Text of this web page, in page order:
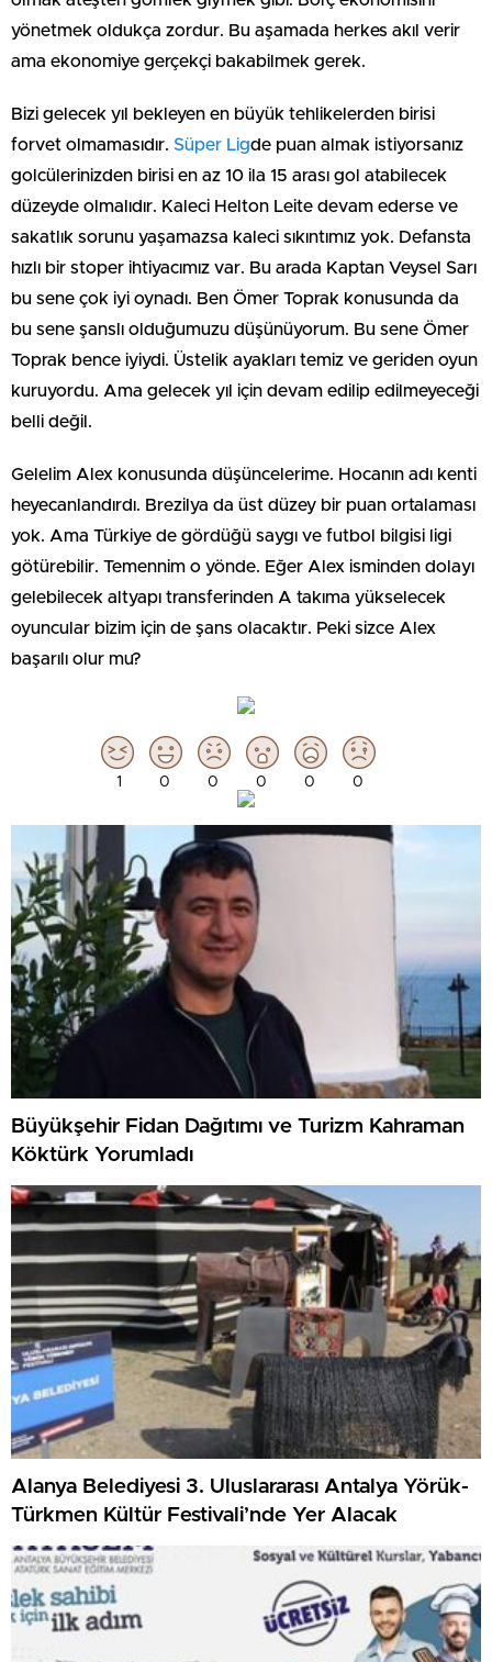
yönetmek oldukça zordur. Bu aşamada herkes akıl verir
ama ekonomiye gerçekçi bakabilmek gerek.
Bizi gelecek yıl bekleyen en büyük tehlikelerden birisi
forvet olmamasıdır. Süper Ligde puan almak istiyorsanız
golcülerinizden birisi en az 10 ila 15 arası gol atabilecek
düzeyde olmalıdır. Kaleci Helton Leite devam ederse ve
sakatlık sorunu yaşamazsa kaleci sıkıntımız yok. Defansta
hızlı bir stoper ihtiyacımız var. Bu arada Kaptan Veysel Sarı
bu sene çok iyi oynadı. Ben Ömer Toprak konusunda da
bu sene şanslı olduğumuzu düşünüyorum. Bu sene Ömer
Toprak bence iyiydi. Üstelik ayakları temiz ve geriden oyun
kuruyordu. Ama gelecek yıl için devam edilip edilmeyeceği
belli değil.
Gelelim Alex konusunda düşüncelerime. Hocanın adı kenti
heyecanlandırdı. Brezilya da üst düzey bir puan ortalaması
yok. Ama Türkiye de gördüğü saygı ve futbol bilgisi ligi
götürebilir. Temennim o yönde. Eğer Alex isminden dolayı
gelebilecek altyapı transferinden A takıma yükselecek
oyuncular bizim için de şans olacaktır. Peki sizce Alex
başarılı olur mu?
1 0 0 0 0 0
Büyükşehir Fidan Dağıtımı ve Turizm Kahraman
Köktürk Yorumladı
Alanya Belediyesi 3. Uluslararası Antalya Yörük-
Türkmen Kültür Festivali’nde Yer Alacak